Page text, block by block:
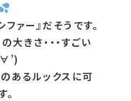
ァー』だそうです。
大きさ・・・すごい
あるルックスに可